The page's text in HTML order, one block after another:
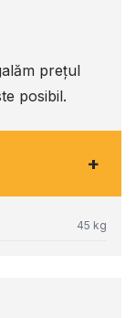
prețul
posibil.
+
45 kg